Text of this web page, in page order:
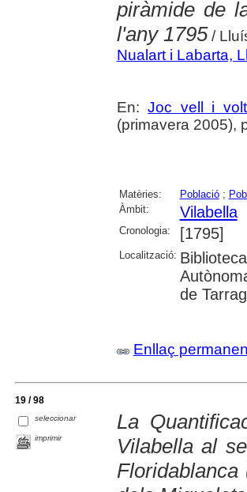
piràmide de
l'any 1795/
Nualart i Labarta,
En:Joc vell i
(primavera 2005),
Matèries: Població;
Àmbit:
Vilabella
Cronologia: [1795]
Localització:
de
Enllaç
19 / 98
seleccionar
imprimir
La
Vilabella al